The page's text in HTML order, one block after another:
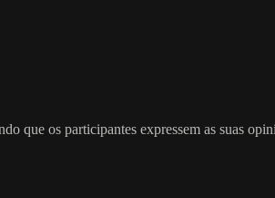
que os participantes expressem as suas